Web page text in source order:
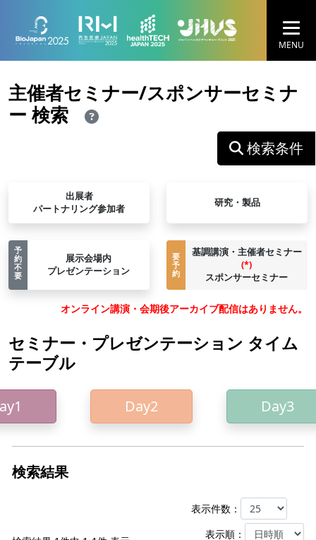
MENU
主催者セミナー/スポンサーセミナ
ー 検索
検索条件
出展者
パートナリング参加者
研究・製品
予
約
不
要
展⽰会場内
プレゼンテーション
要
予
約
基調講演・主催者セミナー
(*)
スポンサーセミナー
オンライン講演・会期後アーカイブ配信はありません。
セミナー・プレゼンテーション タイム
テーブル
Day2 Day3
検索結果
表⽰件数：
表⽰順：